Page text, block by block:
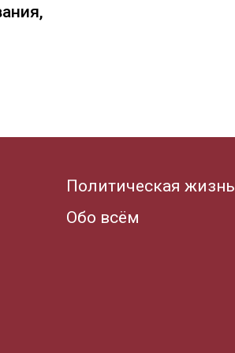
Политическая жизнь
Обо всём